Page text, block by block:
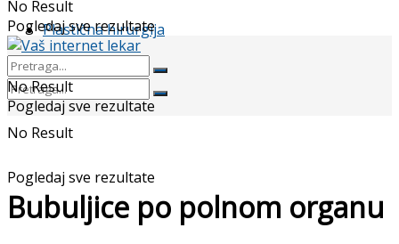
Plastična hirurgija
No Result
Pogledaj sve rezultate
No Result
Pogledaj sve rezultate
No Result
Pogledaj sve rezultate
Bubuljice po polnom organu